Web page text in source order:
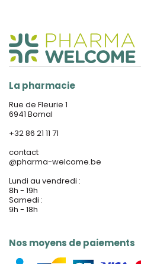
La pharmacie
Rue de Fleurie 1
6941 Bomal
+32 86 21 11 71
contact
@pharma-welcome.be
Lundi au vendredi :
8h - 19h
Samedi :
9h - 18h
Nos moyens de paiements